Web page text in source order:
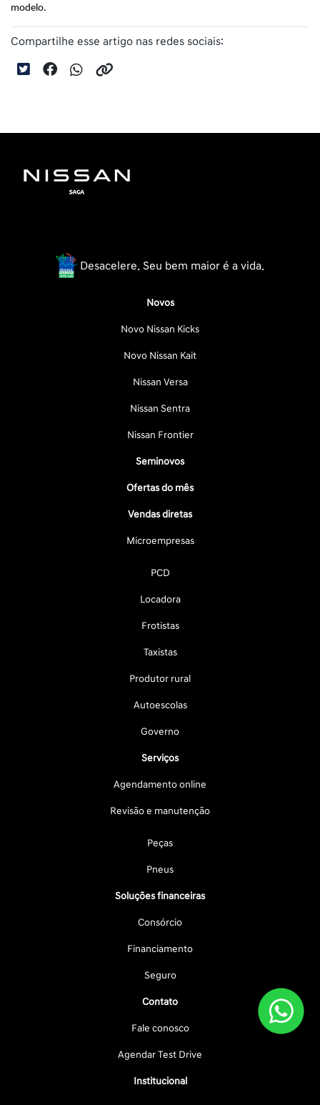
modelo.
Compartilhe esse artigo nas redes sociais:
Desacelere. Seu bem maior é a vida.
Novos
Novo Nissan Kicks
Novo Nissan Kait
Nissan Versa
Nissan Sentra
Nissan Frontier
Seminovos
Ofertas do mês
Vendas diretas
Microempresas
PCD
Locadora
Frotistas
Taxistas
Produtor rural
Autoescolas
Governo
Serviços
Agendamento online
Revisão e manutenção
Peças
Pneus
Soluções financeiras
Consórcio
Financiamento
Seguro
Contato
Fale conosco
Agendar Test Drive
Institucional